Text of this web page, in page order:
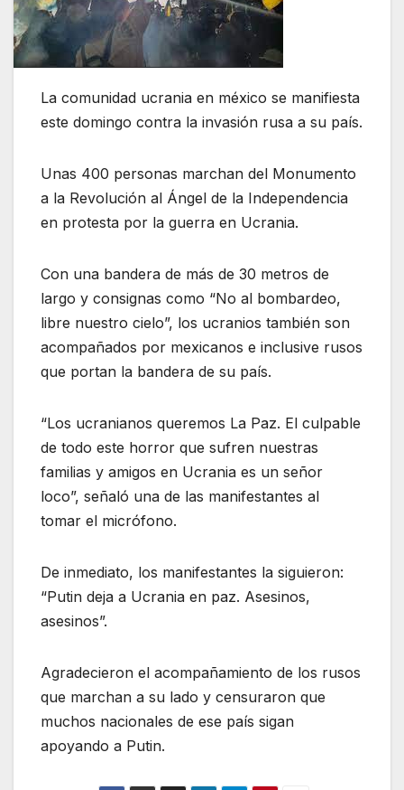
La comunidad ucrania en méxico se manifiesta
este domingo contra la invasión rusa a su país.
Unas 400 personas marchan del Monumento
a la Revolución al Ángel de la Independencia
en protesta por la guerra en Ucrania.
Con una bandera de más de 30 metros de
largo y consignas como “No al bombardeo,
libre nuestro cielo”, los ucranios también son
acompañados por mexicanos e inclusive rusos
que portan la bandera de su país.
“Los ucranianos queremos La Paz. El culpable
de todo este horror que sufren nuestras
familias y amigos en Ucrania es un señor
loco”, señaló una de las manifestantes al
tomar el micrófono.
De inmediato, los manifestantes la siguieron:
“Putin deja a Ucrania en paz. Asesinos,
asesinos”.
Agradecieron el acompañamiento de los rusos
que marchan a su lado y censuraron que
muchos nacionales de ese país sigan
apoyando a Putin.